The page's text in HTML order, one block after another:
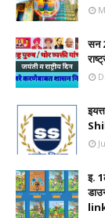
सन
इ.